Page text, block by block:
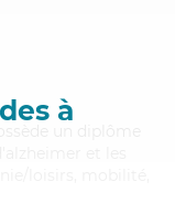
à
un diplôme
et les